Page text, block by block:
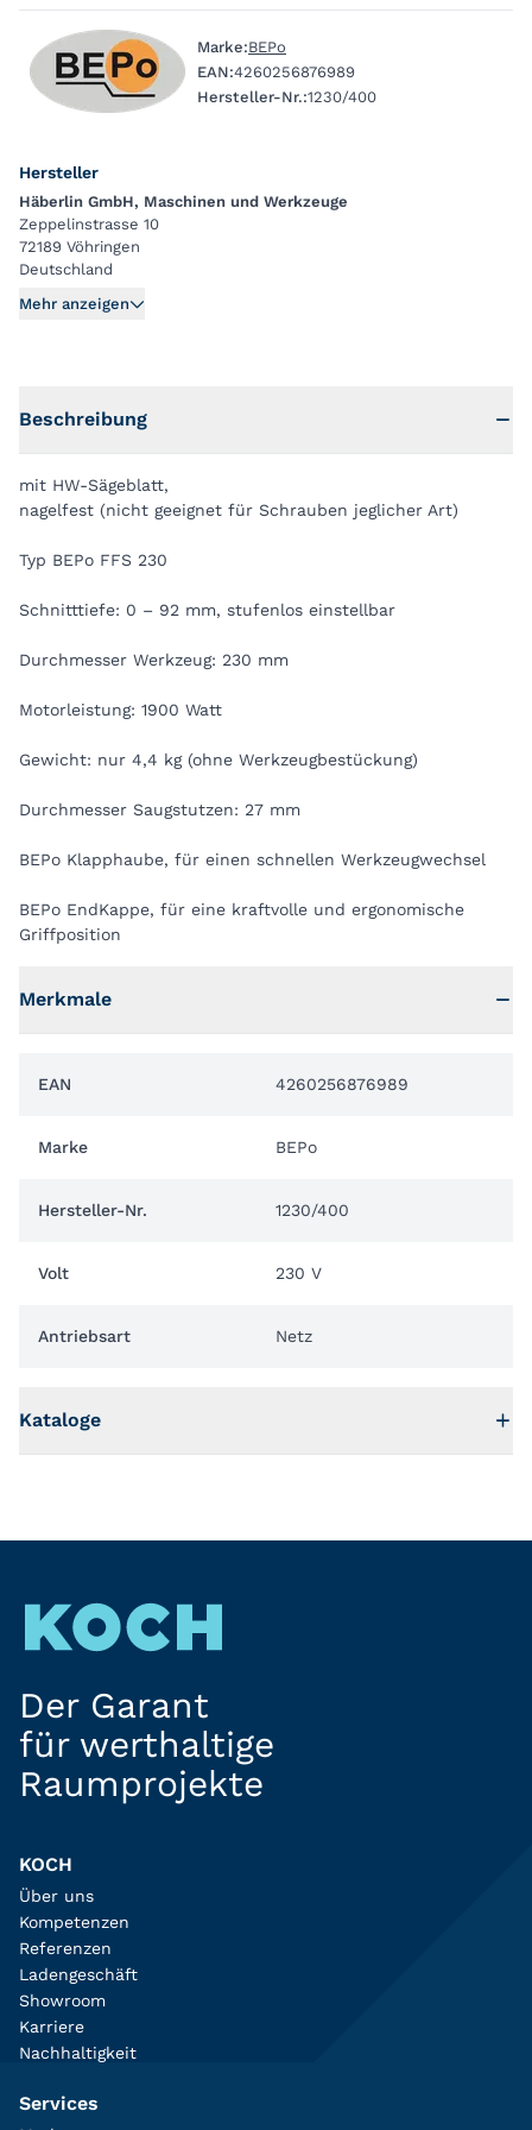
Marke:BEPo
EAN:4260256876989
Hersteller-Nr.:1230/400
Hersteller
Häberlin GmbH, Maschinen und Werkzeuge
Zeppelinstrasse 10
72189 Vöhringen
Deutschland
Mehr anzeigen
Beschreibung
mit HW-Sägeblatt,
nagelfest (nicht geeignet für Schrauben jeglicher Art)
Typ BEPo FFS 230
Schnitttiefe: 0 – 92 mm, stufenlos einstellbar
Durchmesser Werkzeug: 230 mm
Motorleistung: 1900 Watt
Gewicht: nur 4,4 kg (ohne Werkzeugbestückung)
Durchmesser Saugstutzen: 27 mm
BEPo Klapphaube, für einen schnellen Werkzeugwechsel
BEPo EndKappe, für eine kraftvolle und ergonomische
Griffposition
Merkmale
EAN 4260256876989
Marke BEPo
Hersteller-Nr. 1230/400
Volt 230 V
Antriebsart Netz
Kataloge
Der Garant
für werthaltige
Raumprojekte
KOCH
Über uns
Kompetenzen
Referenzen
Ladengeschäft
Showroom
Karriere
Nachhaltigkeit
Services